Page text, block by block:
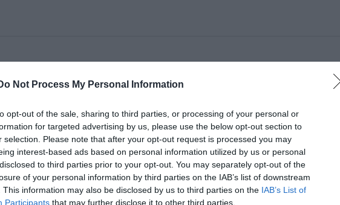
Not Process My Personal Information
opt-out of the sale, sharing to third parties, or processing of your personal or
for targeted advertising by us, please use the below opt-out section to
selection. Please note that after your opt-out request is processed you may
interest-based ads based on personal information utilized by us or personal
to third parties prior to your opt-out. You may separately opt-out of the
of your personal information by third parties on the IAB’s list of downstream
This information may also be disclosed by us to third parties on the IAB’s List of
Participants that may further disclose it to other third parties.